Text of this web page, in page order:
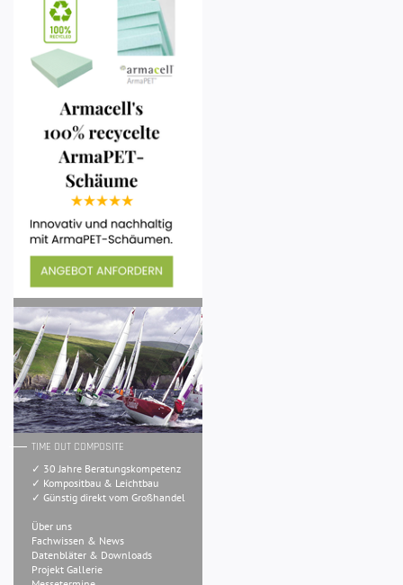
TIME OUT COMPOSITE
✓ 30 Jahre Beratungskompetenz
✓ Kompositbau & Leichtbau
✓ Günstig direkt vom Großhandel
Über uns
Fachwissen & News
Datenbläter & Downloads
Projekt Gallerie